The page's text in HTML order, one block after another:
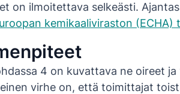
on ilmoitettava selkeästi.
kemikaaliviraston (ECHA)
4 on kuvattava ne oireet
virhe on, että toimittajat